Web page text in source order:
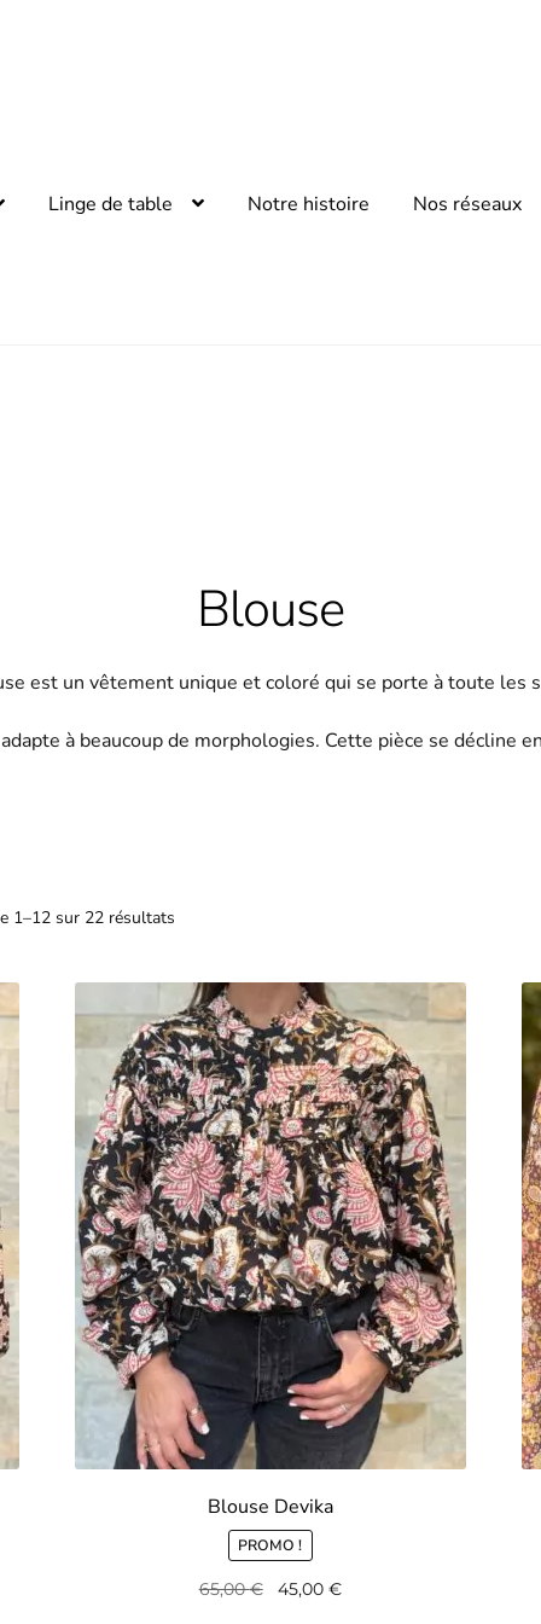
Linge de table Notre histoire Nos réseaux
Blouse
est un vêtement unique et coloré qui se porte à toute les
à beaucoup de morphologies. Cette pièce se décline
1–12 sur 22 résultats
Blouse Devika
PROMO !
65,00€
Le
45,00€Le